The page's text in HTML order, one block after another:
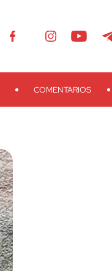
COMENTARIOS